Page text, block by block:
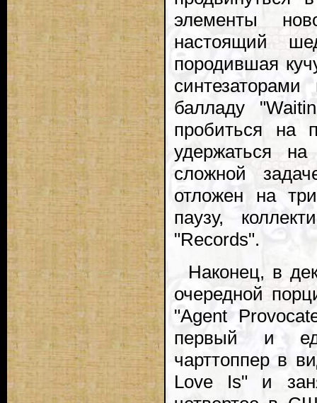
элементы
настоящий
породившая
балладу
пробиться на
удержаться
сложной
отложен на
паузу,
"Records".
Наконец, в
очередной
"Agent
первый и
чарттоппер в
Love Is" и